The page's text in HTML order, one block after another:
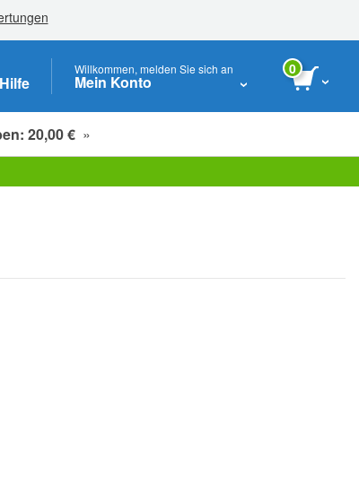
Hilfe
Willkommen, melden Sie sich an
Mein Konto
0
20,00 € »